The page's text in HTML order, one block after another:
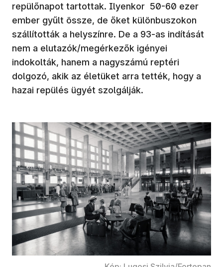
repülőnapot tartottak. Ilyenkor 50-60 ezer
ember gyűlt össze, de őket különbuszokon
szállították a helyszínre. De a 93-as indítását
nem a elutazók/megérkezők igényei
indokolták, hanem a nagyszámú reptéri
dolgozó, akik az életüket arra tették, hogy a
hazai repülés ügyét szolgálják.